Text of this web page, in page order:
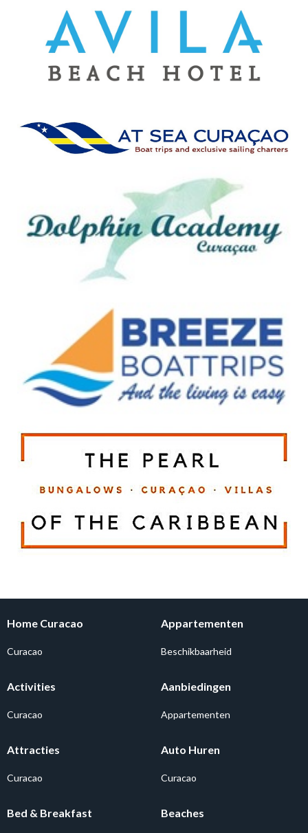
Home Curacao
Curacao
Appartementen
Beschikbaarheid
Activities
Curacao
Aanbiedingen
Appartementen
Attracties
Curacao
Auto Huren
Curacao
Bed & Breakfast Beaches